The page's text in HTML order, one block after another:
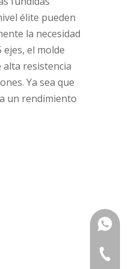
élite pueden
la necesidad
el molde
alta resistencia
Ya sea que
un rendimiento
+86-